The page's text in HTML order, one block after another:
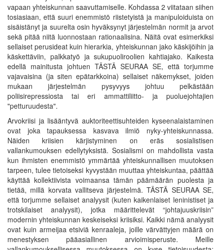
vapaan yhteiskunnan saavuttamiselle. Kohdassa 2 viitataan siihen
tosiasiaan, että suuri enemmistö riistetyistä ja manipuloiduista on
sisäistänyt ja suurelta osin hyväksynyt järjestelmän normit ja arvot
sekä pitää niitä luonnostaan rationaalisina. Näitä ovat esimerkiksi
sellaiset perusideat kuin hierarkia, yhteiskunnan jako käskijöihin ja
käskettäviin, palkkatyö ja sukupuoliroolien kahtiajako. Kaikesta
edellä mainitusta johtuen TÄSTÄ SEURAA SE, että torjumme
vajavaisina (ja siten epätarkkoina) sellaiset näkemykset, joiden
mukaan järjestelmän pysyvyys johtuu pelkästään
poliisirepressiosta tai eri ammattiliitto- ja puoluejohtajien
"petturuudesta".
Arvokriisi ja lisääntyvä auktoriteettisuhteiden kyseenalaistaminen
ovat joka tapauksessa kasvava ilmiö nyky-yhteiskunnassa.
Näiden kriisien kärjistyminen on eräs sosialistisen
vallankumouksen edellytyksistä. Sosialismi on mahdollista vasta
kun ihmisten enemmistö ymmärtää yhteiskunnallisen muutoksen
tarpeen, tulee tietoiseksi kyvystään muuttaa yhteiskuntaa, päättää
käyttää kollektiivista voimaansa tämän päämäärän puolesta ja
tietää, millä korvata vallitseva järjestelmä. TÄSTÄ SEURAA SE,
että torjumme sellaiset analyysit (kuten kaikenlaiset leninistiset ja
trotskilaiset analyysit), jotka määrittelevät “johtajuuskriisin”
modernin yhteiskunnan keskeiseksi kriisiksi. Kaikki nämä analyysit
ovat kuin armeijaa etsiviä kenraaleja, joille värvättyjen määrä on
menestyksen pääasiallinen arvioimisperuste. Meille